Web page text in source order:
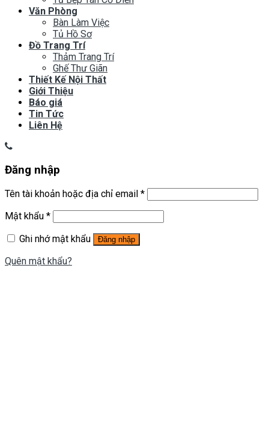
Văn Phòng
Bàn Làm Việc
Tủ Hồ Sơ
Đồ Trang Trí
Thảm Trang Trí
Ghế Thư Giãn
Thiết Kế Nội Thất
Giới Thiệu
Báo giá
Tin Tức
Liên Hệ
Đăng nhập
Tên tài khoản hoặc địa chỉ email *
Mật khẩu *
Ghi nhớ mật khẩu
Đăng nhập
Quên mật khẩu?